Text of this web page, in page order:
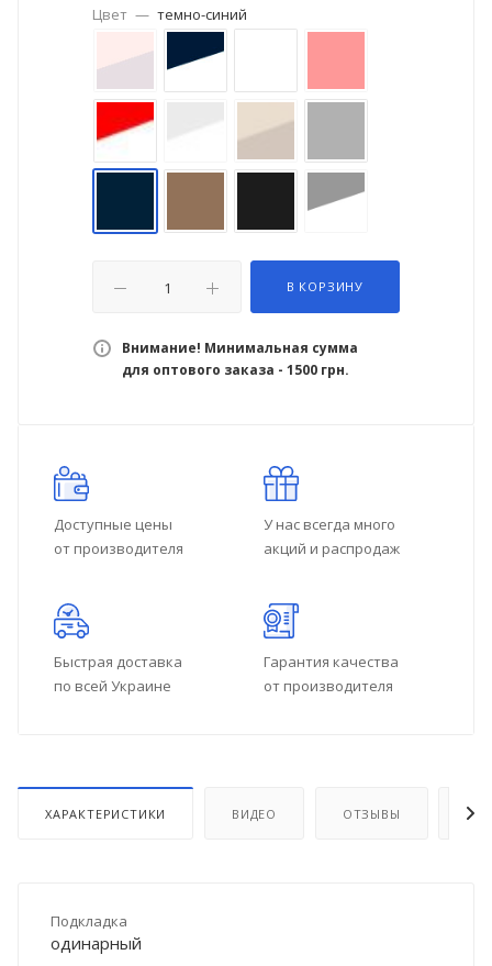
Цвет — темно-синий
В КОРЗИНУ
Внимание! Минимальная сумма
для оптового заказа - 1500 грн.
Доступные цены
от производителя
У нас всегда много
акций и распродаж
Быстрая доставка
по всей Украине
Гарантия качества
от производителя
ХАРАКТЕРИСТИКИ ВИДЕО ОТЗЫВЫ
Подкладка
одинарный